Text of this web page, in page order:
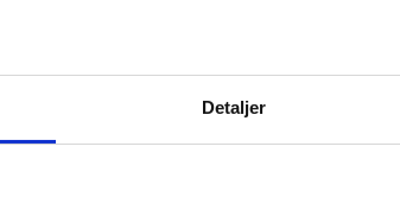
Detaljer